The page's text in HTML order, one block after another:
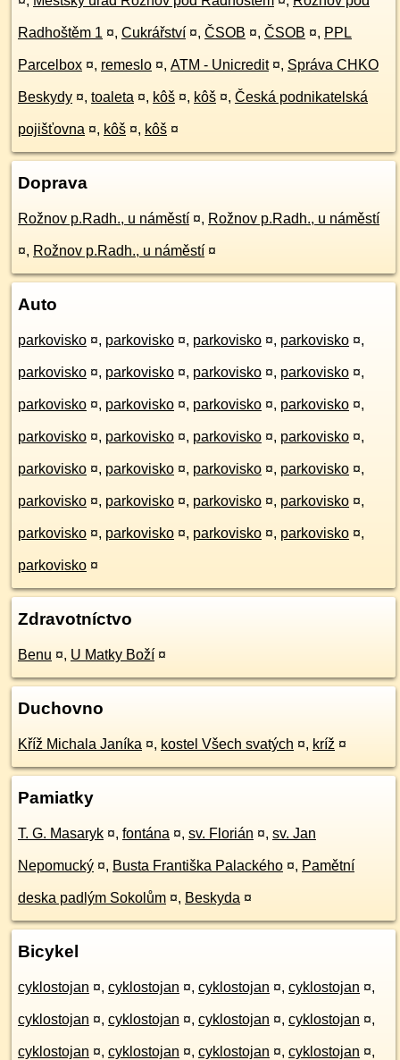
Radhoštěm 1 ¤, Cukrářství ¤, ČSOB ¤, ČSOB ¤, PPL
Parcelbox ¤, remeslo ¤, ATM - Unicredit ¤, Správa CHKO
Beskydy ¤, toaleta ¤, kôš ¤, kôš ¤, Česká podnikatelská
pojišťovna ¤, kôš ¤, kôš ¤
Doprava
Rožnov p.Radh., u náměstí ¤, Rožnov p.Radh., u náměstí
¤, Rožnov p.Radh., u náměstí ¤
Auto
parkovisko ¤, parkovisko ¤, parkovisko ¤, parkovisko ¤,
parkovisko ¤, parkovisko ¤, parkovisko ¤, parkovisko ¤,
parkovisko ¤, parkovisko ¤, parkovisko ¤, parkovisko ¤,
parkovisko ¤, parkovisko ¤, parkovisko ¤, parkovisko ¤,
parkovisko ¤, parkovisko ¤, parkovisko ¤, parkovisko ¤,
parkovisko ¤, parkovisko ¤, parkovisko ¤, parkovisko ¤,
parkovisko ¤, parkovisko ¤, parkovisko ¤, parkovisko ¤,
parkovisko ¤
Zdravotníctvo
Benu ¤, U Matky Boží ¤
Duchovno
Kříž Michala Janíka ¤, kostel Všech svatých ¤, kríž ¤
Pamiatky
T. G. Masaryk ¤, fontána ¤, sv. Florián ¤, sv. Jan
Nepomucký ¤, Busta Františka Palackého ¤, Pamětní
deska padlým Sokolům ¤, Beskyda ¤
Bicykel
cyklostojan ¤, cyklostojan ¤, cyklostojan ¤, cyklostojan ¤,
cyklostojan ¤, cyklostojan ¤, cyklostojan ¤, cyklostojan ¤,
cyklostojan ¤, cyklostojan ¤, cyklostojan ¤, cyklostojan ¤,